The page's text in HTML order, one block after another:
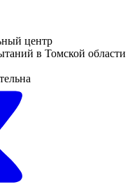
центр
в Томской области